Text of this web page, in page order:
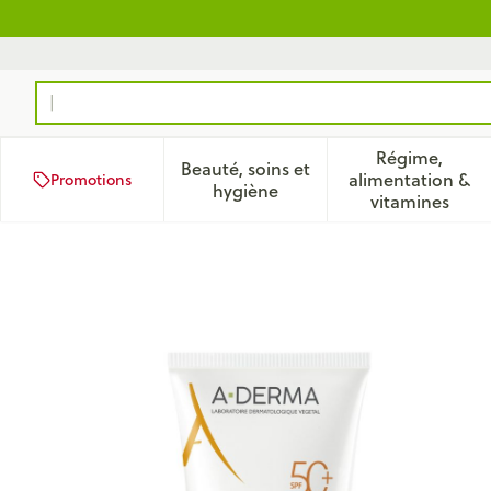
Rechercher
Promotions
Beauté, soins et
hygièneAfficher le sous-menu pour
Régime,
alimentation &
vitamines
Afficher
Aderma Exomega Control